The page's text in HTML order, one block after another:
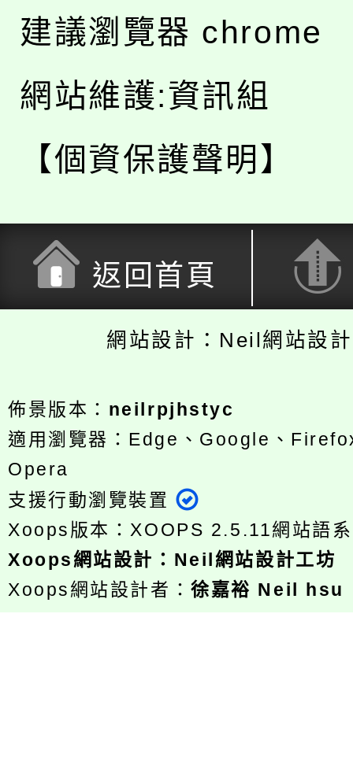
建議瀏覽器 chrome
網站維護:資訊組
【個資保護聲明】
返回首頁
網站設計：Neil網站設
佈景版本： neilrpjhstyc
適用瀏覽器：Edge、Google、
Opera
支援行動瀏覽裝置
Xoops版本：XOOPS 2.5.11網站語
Xoops網站設計 ： Neil網站設計工坊
Xoops網站設計者：徐嘉裕 Neil hsu